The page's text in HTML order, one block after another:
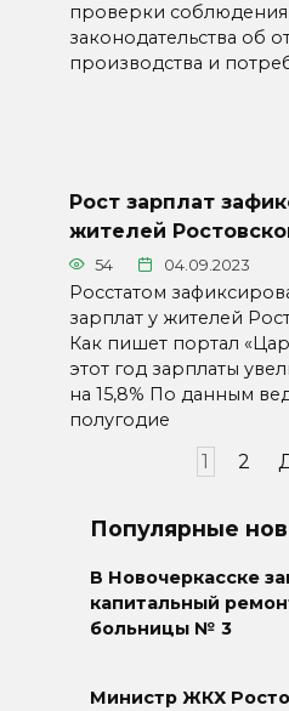
проверки
законодательства об
производства и
Рост зарплат
жителей
54 04.09.2023
Росстатом
зарплат у жителей
Как пишет портал
этот год зарплаты
на 15,8% По данным
полугодие
1 2
Популярные
В Новочеркасске
капитальный
больницы № 3
Министр ЖКХ